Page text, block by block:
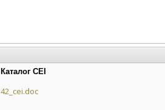
Каталог CEI
42_cei.doc